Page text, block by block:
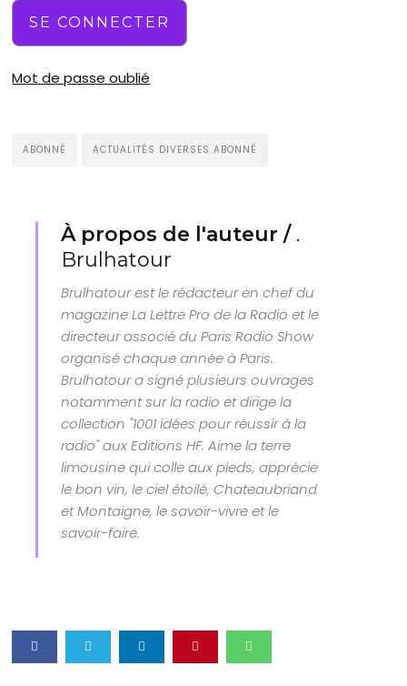
Mot de passe oublié
ABONNÉ ACTUALITÉS DIVERSES ABONNÉ
À propos de l'auteur / .
Brulhatour
Brulhatour est le rédacteur en chef du
magazine La Lettre Pro de la Radio et le
directeur associé du Paris Radio Show
organisé chaque année à Paris.
Brulhatour a signé plusieurs ouvrages
notamment sur la radio et dirige la
collection "1001 idées pour réussir à la
radio" aux Editions HF. Aime la terre
limousine qui colle aux pieds, apprécie
le bon vin, le ciel étoilé, Chateaubriand
et Montaigne, le savoir-vivre et le
savoir-faire.